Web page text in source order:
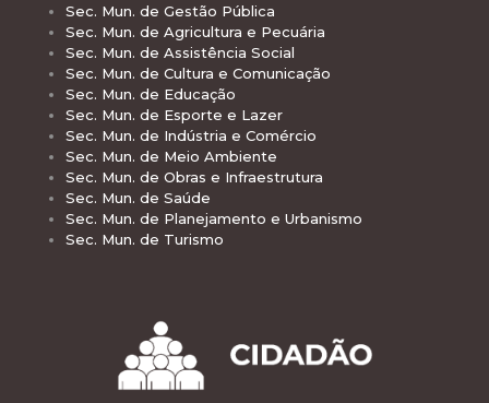
Sec. Mun. de Gestão Pública
Sec. Mun. de Agricultura e Pecuária
Sec. Mun. de Assistência Social
Sec. Mun. de Cultura e Comunicação
Sec. Mun. de Educação
Sec. Mun. de Esporte e Lazer
Sec. Mun. de Indústria e Comércio
Sec. Mun. de Meio Ambiente
Sec. Mun. de Obras e Infraestrutura
Sec. Mun. de Saúde
Sec. Mun. de Planejamento e Urbanismo
Sec. Mun. de Turismo